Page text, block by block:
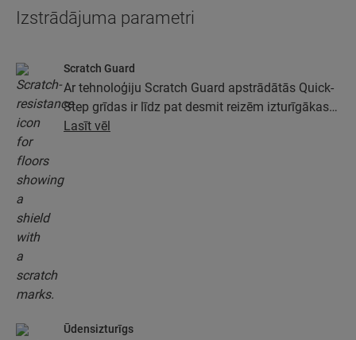
Izstrādājuma parametri
Scratch Guard
Ar tehnoloģiju Scratch Guard apstrādātās Quick-
Step grīdas ir līdz pat desmit reizēm izturīgākas
pret skrāpējumiem nekā grīdas, kas nav
Lasīt vēl
Ūdensizturīgs